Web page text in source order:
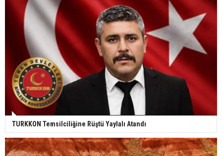
TURKKON Temsilciliğine Rüştü Yaylalı Atandı